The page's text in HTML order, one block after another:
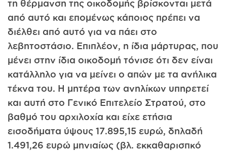
τη θέρμανση της οικοδομής βρίσκονται μετά
από αυτό και επομένως κάποιος πρέπει να
διέλθει από αυτό για να πάει στο
λεβητοστάσιο. Επιπλέον, η ίδια μάρτυρας, που
μένει στην ίδια οικοδομή τόνισε ότι δεν είναι
κατάλληλο για να μείνει ο απών με τα ανήλικα
τέκνα του. Η μητέρα των ανηλίκων υπηρετεί
και αυτή στο Γενικό Επιτελείο Στρατού, στο
βαθμό του αρχιλοχία και είχε ετήσια
εισοδήματα ύψους 17.895,15 ευρώ, δηλαδή
1.491,26 ευρώ μηνιαίως (βλ. εκκαθαρισπκό